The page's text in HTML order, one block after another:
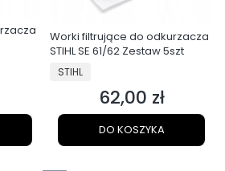
Worki filtrujące do odkurzacza
STIHL SE 61/62 Zestaw 5szt
PRODUCENT
STIHL
Cena
62,00 zł
DO KOSZYKA